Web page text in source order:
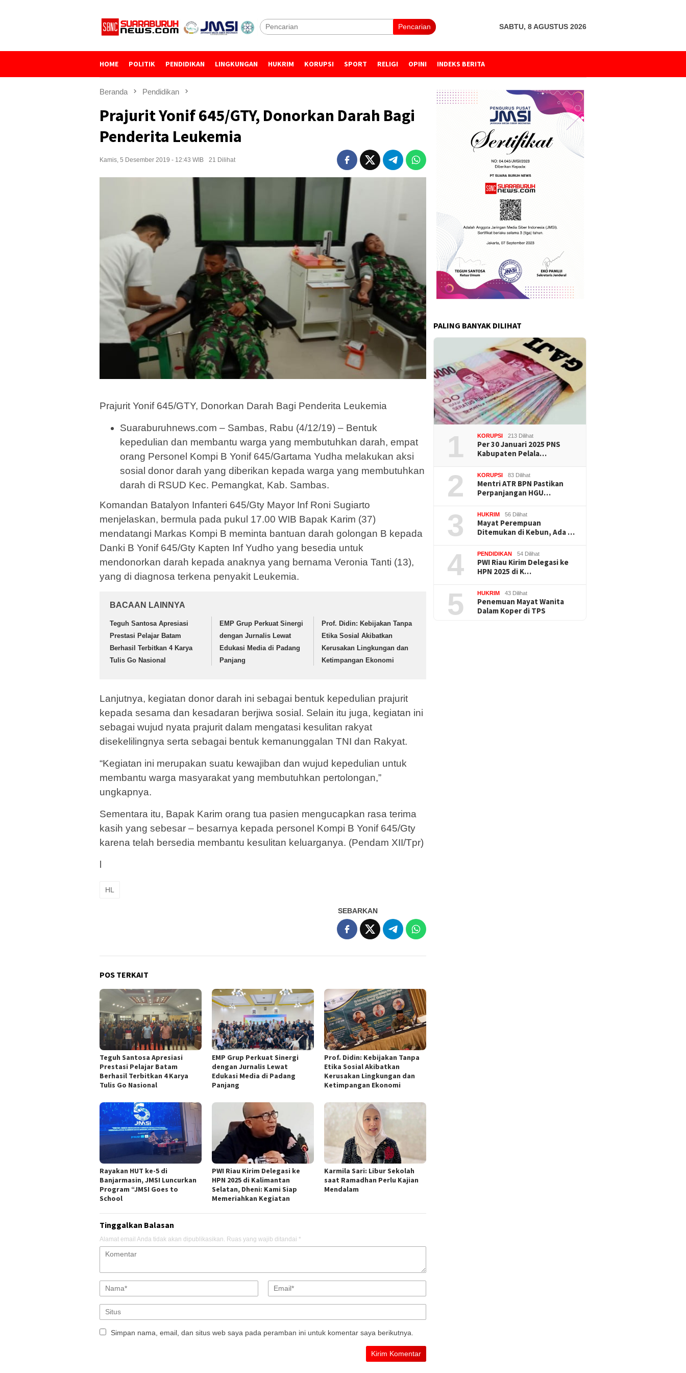
Pencarian SABTU, 8 AGUSTUS 2026
HOME POLITIK PENDIDIKAN LINGKUNGAN HUKRIM KORUPSI SPORT RELIGI OPINI INDEKS BERITA
Beranda Pendidikan
Prajurit Yonif 645/GTY, Donorkan Darah Bagi
Penderita Leukemia
Kamis, 5 Desember 2019 - 12:43 WIB 21 Dilihat
Prajurit Yonif 645/GTY, Donorkan Darah Bagi Penderita Leukemia
Suaraburuhnews.com – Sambas, Rabu (4/12/19) – Bentuk
kepedulian dan membantu warga yang membutuhkan darah, empat
orang Personel Kompi B Yonif 645/Gartama Yudha melakukan aksi
sosial donor darah yang diberikan kepada warga yang membutuhkan
darah di RSUD Kec. Pemangkat, Kab. Sambas.
Komandan Batalyon Infanteri 645/Gty Mayor Inf Roni Sugiarto
menjelaskan, bermula pada pukul 17.00 WIB Bapak Karim (37)
mendatangi Markas Kompi B meminta bantuan darah golongan B kepada
Danki B Yonif 645/Gty Kapten Inf Yudho yang besedia untuk
mendonorkan darah kepada anaknya yang bernama Veronia Tanti (13),
yang di diagnosa terkena penyakit Leukemia.
BACAAN LAINNYA
Teguh Santosa Apresiasi
Prestasi Pelajar Batam
Berhasil Terbitkan 4 Karya
Tulis Go Nasional
EMP Grup Perkuat Sinergi
dengan Jurnalis Lewat
Edukasi Media di Padang
Panjang
Prof. Didin: Kebijakan Tanpa
Etika Sosial Akibatkan
Kerusakan Lingkungan dan
Ketimpangan Ekonomi
Lanjutnya, kegiatan donor darah ini sebagai bentuk kepedulian prajurit
kepada sesama dan kesadaran berjiwa sosial. Selain itu juga, kegiatan ini
sebagai wujud nyata prajurit dalam mengatasi kesulitan rakyat
disekelilingnya serta sebagai bentuk kemanunggalan TNI dan Rakyat.
“Kegiatan ini merupakan suatu kewajiban dan wujud kepedulian untuk
membantu warga masyarakat yang membutuhkan pertolongan,”
ungkapnya.
Sementara itu, Bapak Karim orang tua pasien mengucapkan rasa terima
kasih yang sebesar – besarnya kepada personel Kompi B Yonif 645/Gty
karena telah bersedia membantu kesulitan keluarganya. (Pendam XII/Tpr)
HL
SEBARKAN
POS TERKAIT
Teguh Santosa Apresiasi
Prestasi Pelajar Batam
Berhasil Terbitkan 4 Karya
Tulis Go Nasional
EMP Grup Perkuat Sinergi
dengan Jurnalis Lewat
Edukasi Media di Padang
Panjang
Prof. Didin: Kebijakan Tanpa
Etika Sosial Akibatkan
Kerusakan Lingkungan dan
Ketimpangan Ekonomi
Rayakan HUT ke-5 di
Banjarmasin, JMSI Luncurkan
Program “JMSI Goes to
School
PWI Riau Kirim Delegasi ke
HPN 2025 di Kalimantan
Selatan, Dheni: Kami Siap
Memeriahkan Kegiatan
Karmila Sari: Libur Sekolah
saat Ramadhan Perlu Kajian
Mendalam
Tinggalkan Balasan
Alamat email Anda tidak akan dipublikasikan. Ruas yang wajib ditandai *
Simpan nama, email, dan situs web saya pada peramban ini untuk komentar saya berikutnya.
PALING BANYAK DILIHAT
1 KORUPSI 213 Dilihat
Per 30 Januari 2025 PNS
Kabupaten Pelala…
2 KORUPSI 83 Dilihat
Mentri ATR BPN Pastikan
Perpanjangan HGU…
3 HUKRIM 56 Dilihat
Mayat Perempuan
Ditemukan di Kebun, Ada …
4 PENDIDIKAN 54 Dilihat
PWI Riau Kirim Delegasi ke
HPN 2025 di K…
5 HUKRIM 43 Dilihat
Penemuan Mayat Wanita
Dalam Koper di TPS